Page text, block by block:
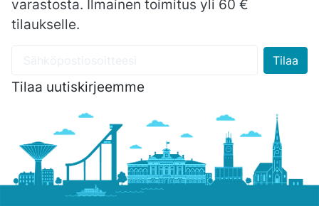
varastosta. Ilmainen toimitus yli 60 €
tilaukselle.
Tilaa uutiskirjeemme